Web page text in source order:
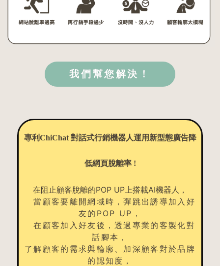
我們幫您解決！
專利ChiChat 對話式行銷機器人運用新型態廣告降
低網頁脫離率 !
在阻止顧客脫離的POP UP上搭載AI機器人，
當顧客要離開網域時，彈跳出誘導加入好
友的POP UP，
在顧客加入好友後，透過專業的客製化對
話腳本，
了解顧客的需求與輪廓、加深顧客對於品牌
的認知度，